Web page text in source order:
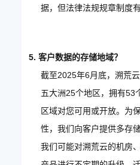
据，但法律法规规章制度
5. 客户数据的存储地域？
截至2025年6月底，溯荒
五大洲25个地区，拥有53
区域对您可用或开放。为
性，我们向客户提供多存
我们可能对溯荒云的机房